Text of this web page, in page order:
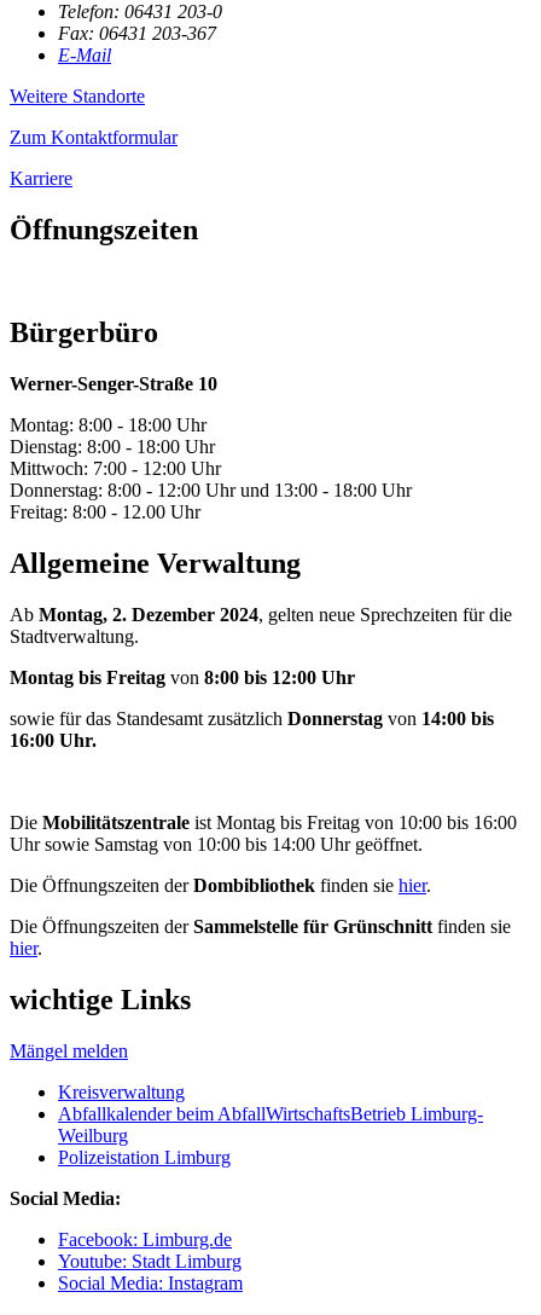
Telefon: 06431 203-0
Fax: 06431 203-367
E-Mail
Weitere Standorte
Zum Kontaktformular
Karriere
Öffnungszeiten
Bürgerbüro
Werner-Senger-Straße 10
Montag: 8:00 - 18:00 Uhr
Dienstag: 8:00 - 18:00 Uhr
Mittwoch: 7:00 - 12:00 Uhr
Donnerstag: 8:00 - 12:00 Uhr und 13:00 - 18:00 Uhr
Freitag: 8:00 - 12.00 Uhr
Allgemeine Verwaltung
Ab Montag, 2. Dezember 2024, gelten neue Sprechzeiten für die
Stadtverwaltung.
Montag bis Freitag von 8:00 bis 12:00 Uhr
sowie für das Standesamt zusätzlich Donnerstag von 14:00 bis
16:00 Uhr.
Die Mobilitätszentrale ist Montag bis Freitag von 10:00 bis 16:00
Uhr sowie Samstag von 10:00 bis 14:00 Uhr geöffnet.
Die Öffnungszeiten derDombibliothek finden sie hier.
Die Öffnungszeiten derSammelstelle für Grünschnitt finden sie
hier.
wichtige Links
Mängel melden
Kreisverwaltung
Abfallkalender beim AbfallWirtschaftsBetrieb Limburg-
Weilburg
Polizeistation Limburg
Social Media:
Facebook: Limburg.de
Youtube: Stadt Limburg
Social Media: Instagram